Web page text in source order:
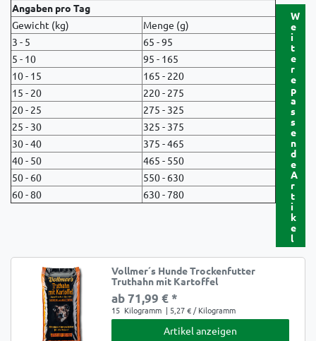
Angaben pro Tag
Gewicht (kg)
Menge (g)
3 - 5
65 - 95
5 - 10
95 - 165
10 - 15
165 - 220
15 - 20
220 - 275
20 - 25
275 - 325
25 - 30
325 - 375
30 - 40
375 - 465
40 - 50
465 - 550
50 - 60
550 - 630
60 - 80
630 - 780
W
e
i
t
e
r
e
p
a
s
s
e
n
d
e
A
r
t
i
k
e
l
Vollmer´s Hunde Trockenfutter
Truthahn mit Kartoffel
ab 71,99 € *
15 Kilogramm | 5,27 € / Kilogramm
Artikel anzeigen